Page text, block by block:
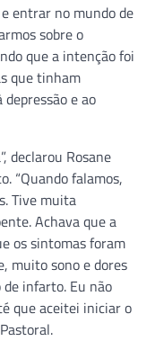
entrar no mundo de
sobre o
que a intenção foi
que tinham
e ao
declarou Rosane
“Quando falamos,
Tive muita
Achava que a
os sintomas foram
muito sono e dores
infarto. Eu não
que aceitei iniciar o